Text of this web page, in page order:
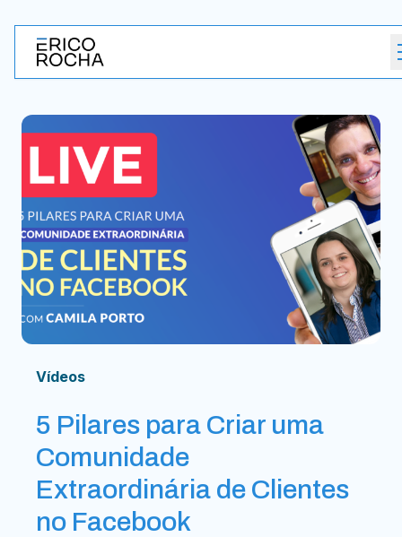
Vídeos
5 Pilares para Criar uma
Comunidade
Extraordinária de Clientes
no Facebook